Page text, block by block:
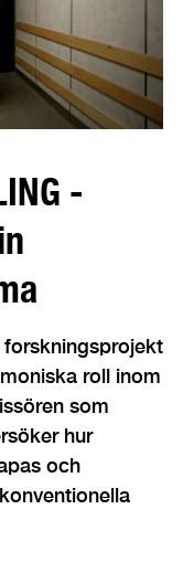
-
forskningsprojekt
roll inom
som
hur
och